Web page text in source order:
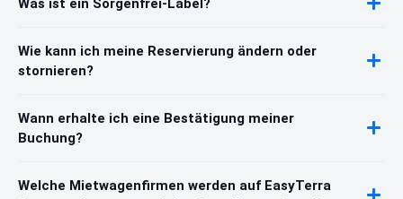
Was ist ein Sorgenfrei-Label?
Wie kann ich meine Reservierung ändern oder
stornieren?
Wann erhalte ich eine Bestätigung meiner
Buchung?
Welche Mietwagenfirmen werden auf EasyTerra